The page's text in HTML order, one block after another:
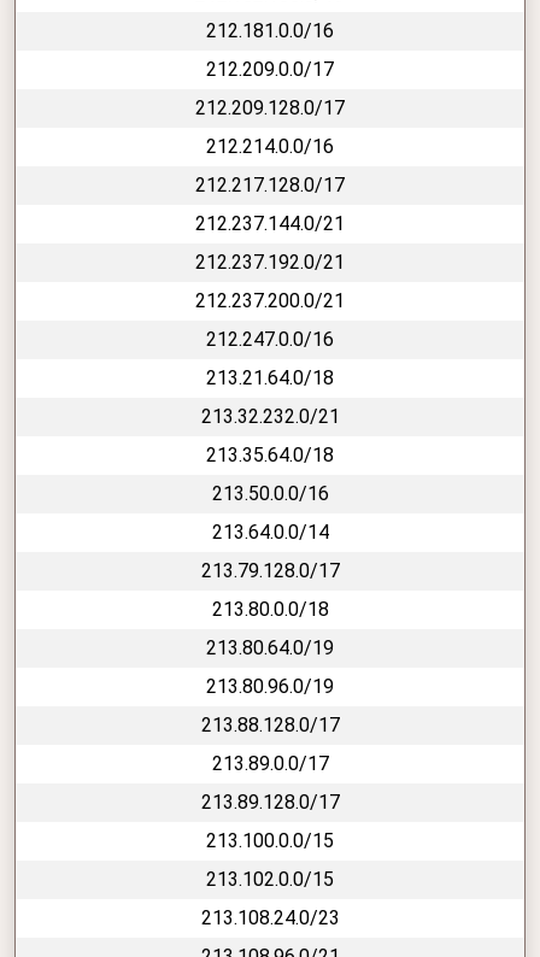
212.181.0.0/16
212.209.0.0/17
212.209.128.0/17
212.214.0.0/16
212.217.128.0/17
212.237.144.0/21
212.237.192.0/21
212.237.200.0/21
212.247.0.0/16
213.21.64.0/18
213.32.232.0/21
213.35.64.0/18
213.50.0.0/16
213.64.0.0/14
213.79.128.0/17
213.80.0.0/18
213.80.64.0/19
213.80.96.0/19
213.88.128.0/17
213.89.0.0/17
213.89.128.0/17
213.100.0.0/15
213.102.0.0/15
213.108.24.0/23